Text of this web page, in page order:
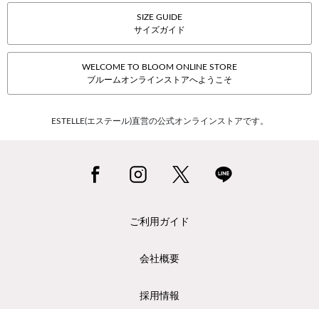
SIZE GUIDE
サイズガイド
WELCOME TO BLOOM ONLINE STORE
ブルームオンラインストアへようこそ
ESTELLE(エステール)直営の公式オンラインストアです。
ご利用ガイド
会社概要
採用情報